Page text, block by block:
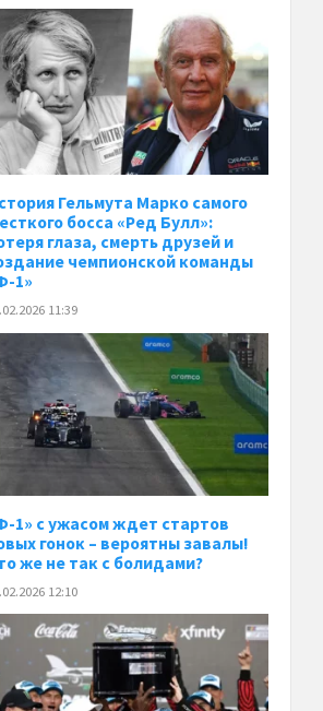
Гельмута Марко самого
босса «Ред Булл»:
глаза, смерть друзей и
чемпионской команды
1»
11:39
1» с ужасом ждет стартов
гонок – вероятны завалы!
же не так с болидами?
12:10